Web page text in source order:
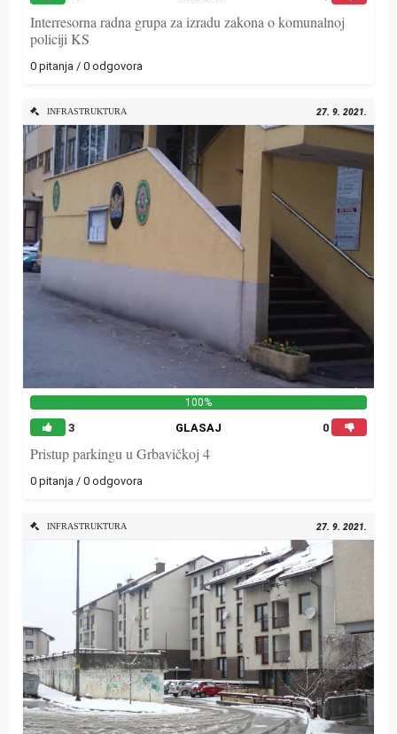
Interresorna radna grupa za izradu zakona o komunalnoj
policiji KS
0 pitanja / 0 odgovora
INFRASTRUKTURA 27. 9. 2021.
100%
3 GLASAJ 0
Pristup parkingu u Grbavičkoj 4
0 pitanja / 0 odgovora
INFRASTRUKTURA 27. 9. 2021.